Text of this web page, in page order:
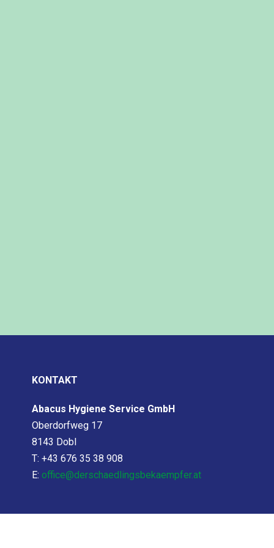
KONTAKT
Abacus Hygiene Service GmbH
Oberdorfweg 17
8143 Dobl
T: +43 676 35 38 908
E: office@derschaedlingsbekaempfer.at